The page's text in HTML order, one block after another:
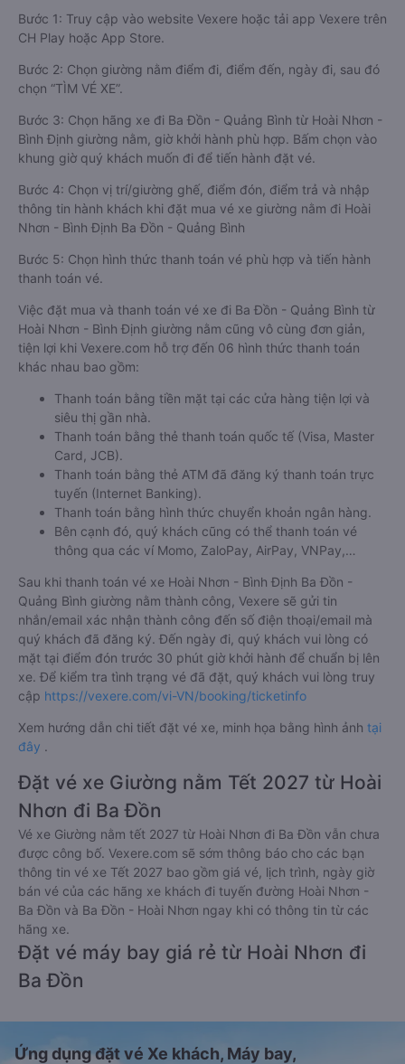
Bước 1: Truy cập vào website Vexere hoặc tải app Vexere trên
CH Play hoặc App Store.
Bước 2: Chọn giường nằm điểm đi, điểm đến, ngày đi, sau đó
chọn “TÌM VÉ XE”.
Bước 3: Chọn hãng xe đi Ba Đồn - Quảng Bình từ Hoài Nhơn -
Bình Định giường nằm, giờ khởi hành phù hợp. Bấm chọn vào
khung giờ quý khách muốn đi để tiến hành đặt vé.
Bước 4: Chọn vị trí/giường ghế, điểm đón, điểm trả và nhập
thông tin hành khách khi đặt mua vé xe giường nằm đi Hoài
Nhơn - Bình Định Ba Đồn - Quảng Bình
Bước 5: Chọn hình thức thanh toán vé phù hợp và tiến hành
thanh toán vé.
Việc đặt mua và thanh toán vé xe đi Ba Đồn - Quảng Bình từ
Hoài Nhơn - Bình Định giường nằm cũng vô cùng đơn giản,
tiện lợi khi Vexere.com hỗ trợ đến 06 hình thức thanh toán
khác nhau bao gồm:
Thanh toán bằng tiền mặt tại các cửa hàng tiện lợi và
siêu thị gần nhà.
Thanh toán bằng thẻ thanh toán quốc tế (Visa, Master
Card, JCB).
Thanh toán bằng thẻ ATM đã đăng ký thanh toán trực
tuyến (Internet Banking).
Thanh toán bằng hình thức chuyển khoản ngân hàng.
Bên cạnh đó, quý khách cũng có thể thanh toán vé
thông qua các ví Momo, ZaloPay, AirPay, VNPay,…
Sau khi thanh toán vé xe Hoài Nhơn - Bình Định Ba Đồn -
Quảng Bình giường nằm thành công, Vexere sẽ gửi tin
nhắn/email xác nhận thành công đến số điện thoại/email mà
quý khách đã đăng ký. Đến ngày đi, quý khách vui lòng có
mặt tại điểm đón trước 30 phút giờ khởi hành để chuẩn bị lên
xe. Để kiểm tra tình trạng vé đã đặt, quý khách vui lòng truy
cập https://vexere.com/vi-VN/booking/ticketinfo
Xem hướng dẫn chi tiết đặt vé xe, minh họa bằng hình ảnh tại
đây .
Đặt vé xe Giường nằm Tết 2027 từ Hoài
Nhơn đi Ba Đồn
Vé xe Giường nằm tết 2027 từ Hoài Nhơn đi Ba Đồn vẫn chưa
được công bố. Vexere.com sẽ sớm thông báo cho các bạn
thông tin vé xe Tết 2027 bao gồm giá vé, lịch trình, ngày giờ
bán vé của các hãng xe khách đi tuyến đường Hoài Nhơn -
Ba Đồn và Ba Đồn - Hoài Nhơn ngay khi có thông tin từ các
hãng xe.
Đặt vé máy bay giá rẻ từ Hoài Nhơn đi
Ba Đồn
Ứng dụng đặt vé Xe khách, Máy bay,